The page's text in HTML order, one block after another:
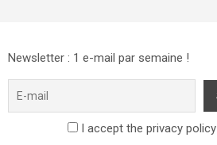
Newsletter : 1 e-mail par semaine !
I accept the privacy policy